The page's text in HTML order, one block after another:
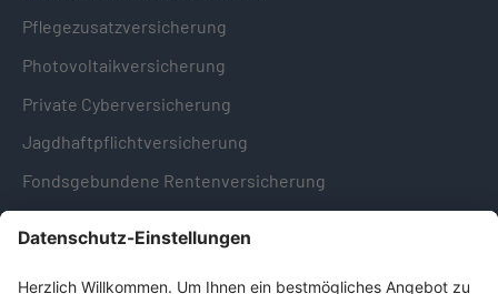
Pflegezusatzversicherung
Photovoltaikversicherung
Private Cyberversicherung
Jagdhaftpflichtversicherung
Fondsgebundene Rentenversicherung
Hinweise & Informationen